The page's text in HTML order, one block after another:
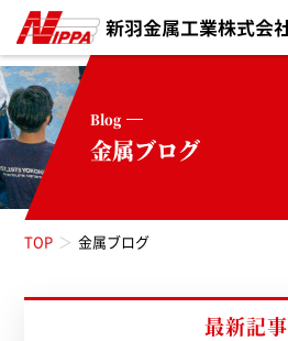
Blog
金属ブログ
TOP 金属ブログ
最新記事